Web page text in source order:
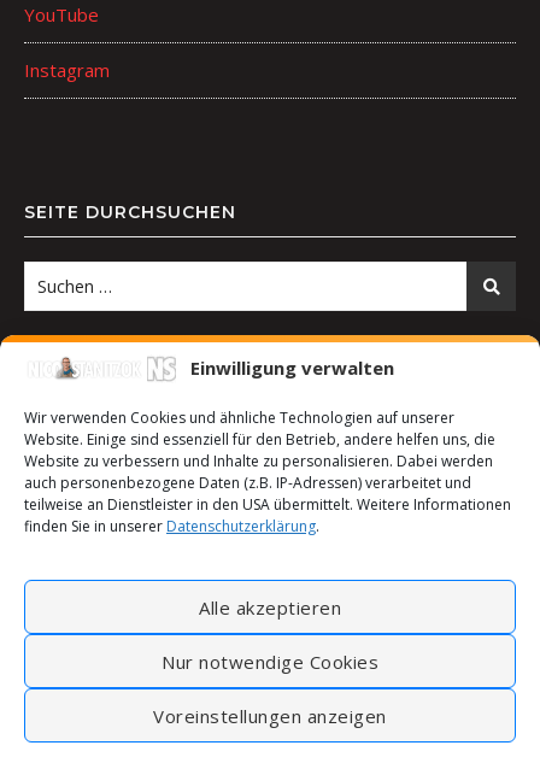
Einwilligung verwalten
Wir verwenden Cookies und ähnliche Technologien auf unserer
Website. Einige sind essenziell für den Betrieb, andere helfen uns, die
Website zu verbessern und Inhalte zu personalisieren. Dabei werden
auch personenbezogene Daten (z.B. IP-Adressen) verarbeitet und
teilweise an Dienstleister in den USA übermittelt. Weitere Informationen
finden Sie in unserer Datenschutzerklärung.
Alle akzeptieren
Nur notwendige Cookies
Voreinstellungen anzeigen
YouTube
Instagram
SEITE DURCHSUCHEN
2026 © Nico Stanitzok |Bard Child Theme vonAnonym.
Impressum Datenschutzerklärung
Cookie-Richtlinie (EU)